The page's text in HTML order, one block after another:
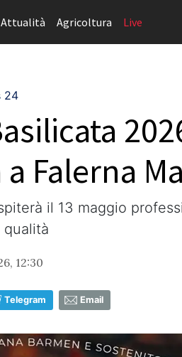
Attualità Agricoltura Live
24
Falerna
il 13 maggio
12:30
Telegram Email